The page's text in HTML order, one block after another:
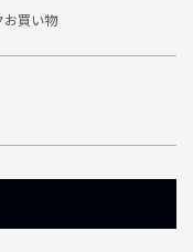
お買い物